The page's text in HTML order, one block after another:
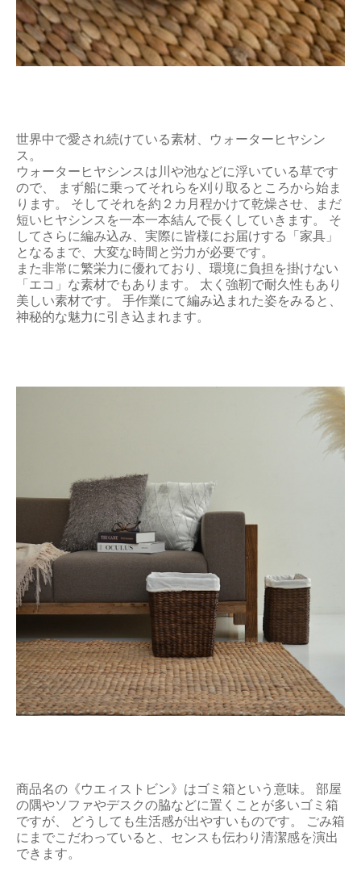
世界中で愛され続けている素材、ウォーターヒヤシン
ス。
ウォーターヒヤシンスは川や池などに浮いている草です
ので、 まず船に乗ってそれらを刈り取るところから始ま
ります。 そしてそれを約２カ月程かけて乾燥させ、まだ
短いヒヤシンスを一本一本結んで長くしていきます。 そ
してさらに編み込み、実際に皆様にお届けする「家具」
となるまで、大変な時間と労力が必要です。
また非常に繁栄力に優れており、環境に負担を掛けない
「エコ」な素材でもあります。 太く強靭で耐久性もあり
美しい素材です。 手作業にて編み込まれた姿をみると、
神秘的な魅力に引き込まれます。
商品名の《ウエィストビン》はゴミ箱という意味。 部屋
の隅やソファやデスクの脇などに置くことが多いゴミ箱
ですが、 どうしても生活感が出やすいものです。 ごみ箱
にまでこだわっていると、センスも伝わり清潔感を演出
できます。